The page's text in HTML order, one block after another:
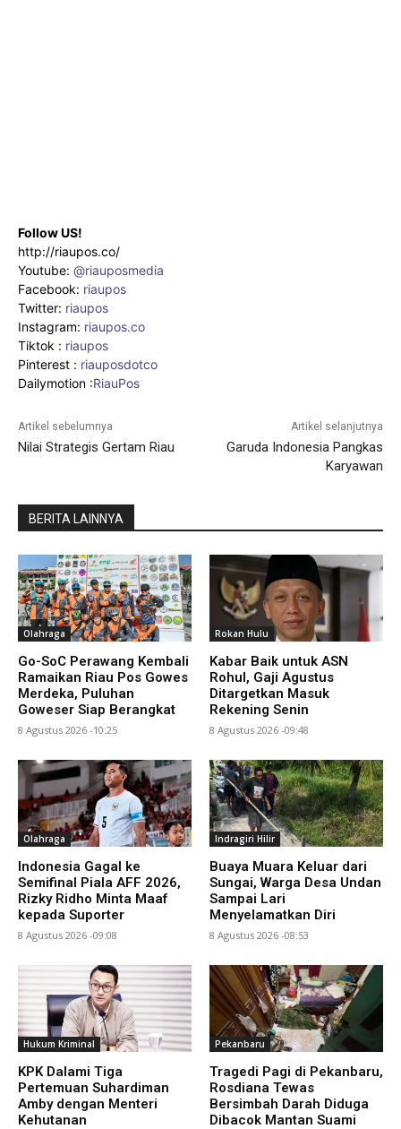
Follow US!
http://riaupos.co/
Youtube: @riauposmedia
Facebook: riaupos
Twitter: riaupos
Instagram: riaupos.co
Tiktok : riaupos
Pinterest : riauposdotco
Dailymotion :RiauPos
Artikel sebelumnya
Nilai Strategis Gertam Riau
Artikel selanjutnya
Garuda Indonesia Pangkas
Karyawan
BERITA LAINNYA
Olahraga
Go-SoC Perawang Kembali
Ramaikan Riau Pos Gowes
Merdeka, Puluhan
Goweser Siap Berangkat
8 Agustus 2026 -10:25
Rokan Hulu
Kabar Baik untuk ASN
Rohul, Gaji Agustus
Ditargetkan Masuk
Rekening Senin
8 Agustus 2026 -09:48
Olahraga
Indonesia Gagal ke
Semifinal Piala AFF 2026,
Rizky Ridho Minta Maaf
kepada Suporter
8 Agustus 2026 -09:08
Indragiri Hilir
Buaya Muara Keluar dari
Sungai, Warga Desa Undan
Sampai Lari
Menyelamatkan Diri
8 Agustus 2026 -08:53
Hukum Kriminal
KPK Dalami Tiga
Pertemuan Suhardiman
Amby dengan Menteri
Kehutanan
Pekanbaru
Tragedi Pagi di Pekanbaru,
Rosdiana Tewas
Bersimbah Darah Diduga
Dibacok Mantan Suami